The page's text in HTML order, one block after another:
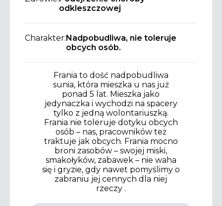
odkleszczowej
Charakter: Nadpobudliwa, nie toleruje
obcych osób.
Frania to dość nadpobudliwa
sunia, która mieszka u nas już
ponad 5 lat. Mieszka jako
jedynaczka i wychodzi na spacery
tylko z jedną wolontariuszką.
Frania nie toleruje dotyku obcych
osób – nas, pracowników też
traktuje jak obcych. Frania mocno
broni zasobów – swojej miski,
smakołyków, zabawek – nie waha
się i gryzie, gdy nawet pomyślimy o
zabraniu jej cennych dla niej
rzeczy .